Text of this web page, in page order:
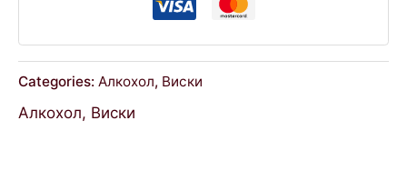
Categories: Алкохол, Виски
Алкохол, Виски